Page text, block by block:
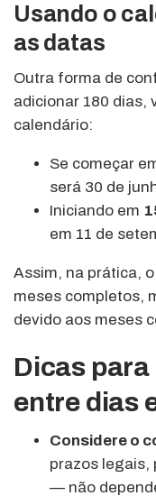
Usando o
as datas
Outra forma de
adicionar 180 dias,
calendário:
Se começar
será 30 de
Iniciando em
em 11 de
Assim, na prática,
meses completos,
devido aos meses
Dicas
entre dias
Considere o
prazos legais,
— não